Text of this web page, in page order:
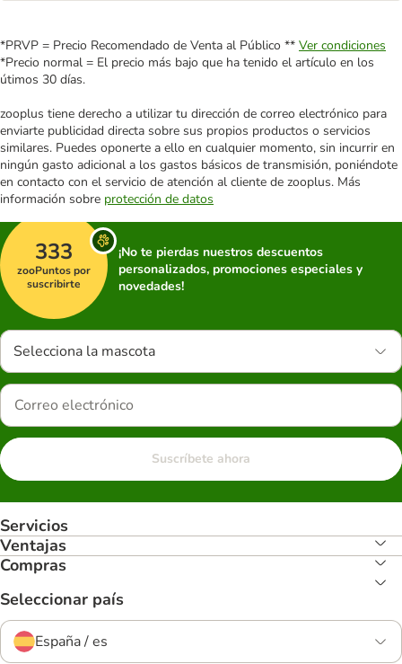
*PRVP = Precio Recomendado de Venta al Público ** Ver condiciones
*Precio normal = El precio más bajo que ha tenido el artículo en los
útimos 30 días.
zooplus tiene derecho a utilizar tu dirección de correo electrónico para
enviarte publicidad directa sobre sus propios productos o servicios
similares. Puedes oponerte a ello en cualquier momento, sin incurrir en
ningún gasto adicional a los gastos básicos de transmisión, poniéndote
en contacto con el servicio de atención al cliente de zooplus. Más
información sobre protección de datos
333
zooPuntos por
suscribirte
¡No te pierdas nuestros descuentos
personalizados, promociones especiales y
novedades!
Selecciona la mascota
Suscríbete ahora
Servicios
Ventajas
Compras
Seleccionar país
España / es